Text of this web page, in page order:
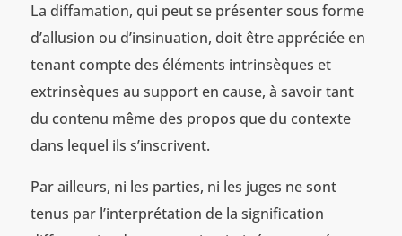
La diffamation, qui peut se présenter sous forme
d’allusion ou d’insinuation, doit être appréciée en
tenant compte des éléments intrinsèques et
extrinsèques au support en cause, à savoir tant
du contenu même des propos que du contexte
dans lequel ils s’inscrivent.
Par ailleurs, ni les parties, ni les juges ne sont
tenus par l’interprétation de la signification